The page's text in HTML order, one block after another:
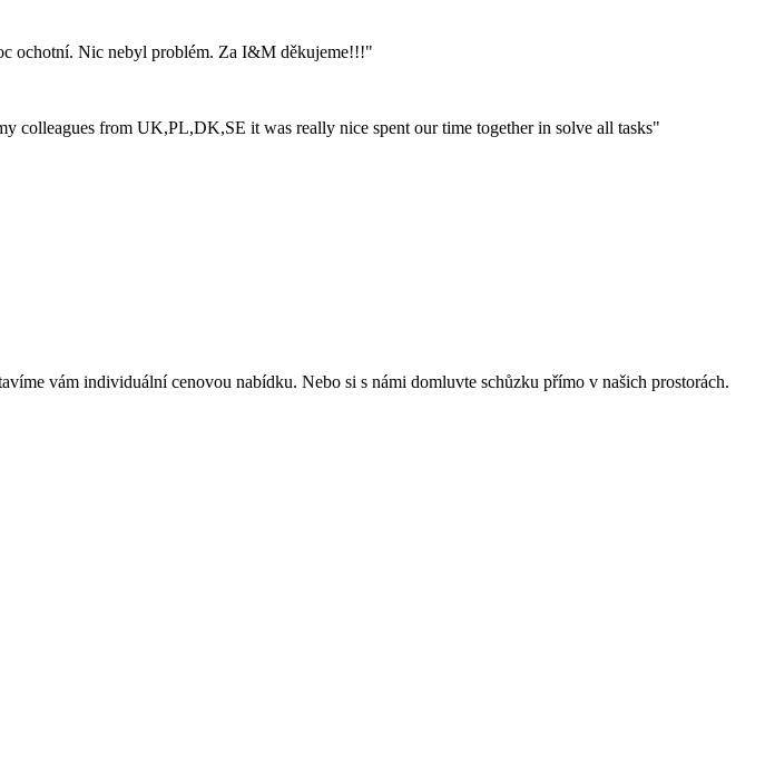
ochotní. Nic nebyl problém. Za I&M děkujeme!!!"
colleagues from UK,PL,DK,SE it was really nice spent our time together in solve all tasks"
vám individuální cenovou nabídku. Nebo si s námi domluvte schůzku přímo v našich prostorách.